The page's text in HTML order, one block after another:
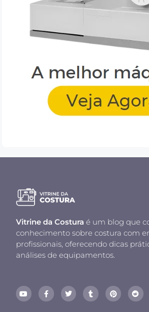
Vitrine da Costura é um blog que
conhecimento sobre costura com
profissionais, oferecendo dicas
análises de equipamentos.